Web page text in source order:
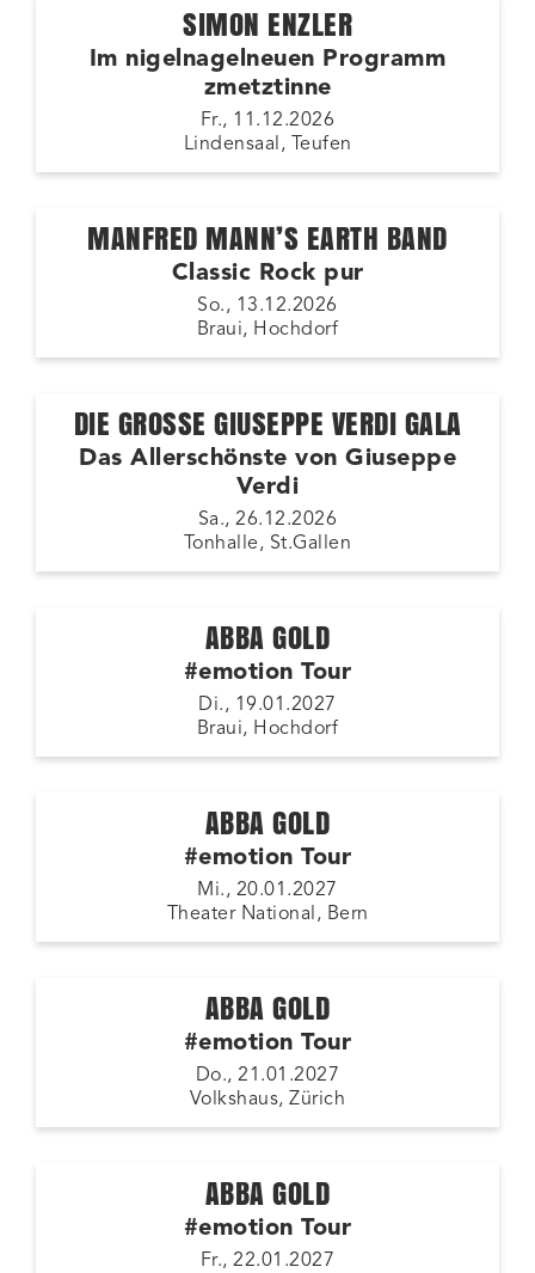
SIMON ENZLER
Im nigelnagelneuen Programm
zmetztinne
Fr., 11.12.2026
Lindensaal, Teufen
MANFRED MANN’S EARTH BAND
Classic Rock pur
So., 13.12.2026
Braui, Hochdorf
DIE GROSSE GIUSEPPE VERDI GALA
Das Allerschönste von Giuseppe
Verdi
Sa., 26.12.2026
Tonhalle, St.Gallen
ABBA GOLD
#emotion Tour
Di., 19.01.2027
Braui, Hochdorf
ABBA GOLD
#emotion Tour
Mi., 20.01.2027
Theater National, Bern
ABBA GOLD
#emotion Tour
Do., 21.01.2027
Volkshaus, Zürich
ABBA GOLD
#emotion Tour
Fr., 22.01.2027